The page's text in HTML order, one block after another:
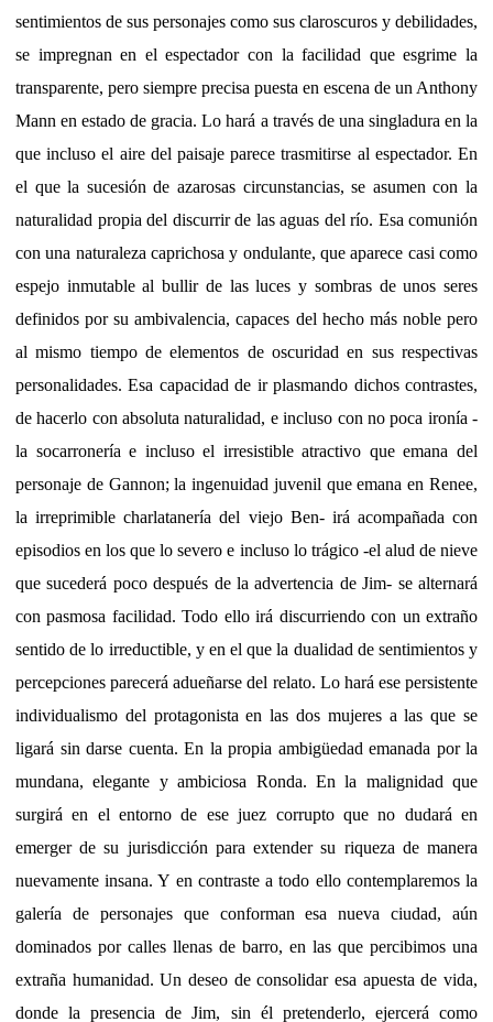
sentimientos de sus personajes como sus claroscuros y debilidades,
se impregnan en el espectador con la facilidad que esgrime la
transparente, pero siempre precisa puesta en escena de un Anthony
Mann en estado de gracia. Lo hará a través de una singladura en la
que incluso el aire del paisaje parece trasmitirse al espectador. En
el que la sucesión de azarosas circunstancias, se asumen con la
naturalidad propia del discurrir de las aguas del río. Esa comunión
con una naturaleza caprichosa y ondulante, que aparece casi como
espejo inmutable al bullir de las luces y sombras de unos seres
definidos por su ambivalencia, capaces del hecho más noble pero
al mismo tiempo de elementos de oscuridad en sus respectivas
personalidades. Esa capacidad de ir plasmando dichos contrastes,
de hacerlo con absoluta naturalidad, e incluso con no poca ironía -
la socarronería e incluso el irresistible atractivo que emana del
personaje de Gannon; la ingenuidad juvenil que emana en Renee,
la irreprimible charlatanería del viejo Ben- irá acompañada con
episodios en los que lo severo e incluso lo trágico -el alud de nieve
que sucederá poco después de la advertencia de Jim- se alternará
con pasmosa facilidad. Todo ello irá discurriendo con un extraño
sentido de lo irreductible, y en el que la dualidad de sentimientos y
percepciones parecerá adueñarse del relato. Lo hará ese persistente
individualismo del protagonista en las dos mujeres a las que se
ligará sin darse cuenta. En la propia ambigüedad emanada por la
mundana, elegante y ambiciosa Ronda. En la malignidad que
surgirá en el entorno de ese juez corrupto que no dudará en
emerger de su jurisdicción para extender su riqueza de manera
nuevamente insana. Y en contraste a todo ello contemplaremos la
galería de personajes que conforman esa nueva ciudad, aún
dominados por calles llenas de barro, en las que percibimos una
extraña humanidad. Un deseo de consolidar esa apuesta de vida,
donde la presencia de Jim, sin él pretenderlo, ejercerá como